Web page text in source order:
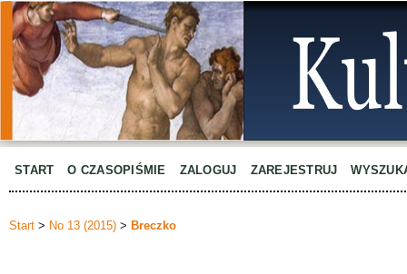
START O CZASOPIŚMIE ZALOGUJ ZAREJESTRUJ
Start > No 13 (2015) > Breczko